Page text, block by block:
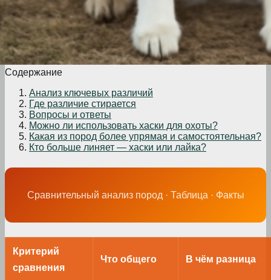
Содержание
Анализ ключевых различий
Где различие стирается
Вопросы и ответы
Можно ли использовать хаски для охоты?
Какая из пород более упрямая и самостоятельная?
Кто больше линяет — хаски или лайка?
Сравнительный анализ пород · Таблица · Факты
Критерий
сравнения
Что общего В чём разница